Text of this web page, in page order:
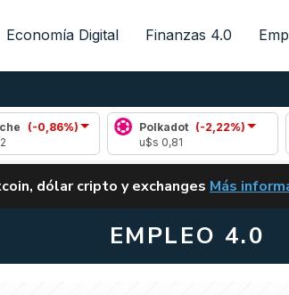
Economía Digital Finanzas 4.0
Polkadot
(-2,22%)
dólar cripto y exchanges CLARITY
Más
EMPLEO 4.0